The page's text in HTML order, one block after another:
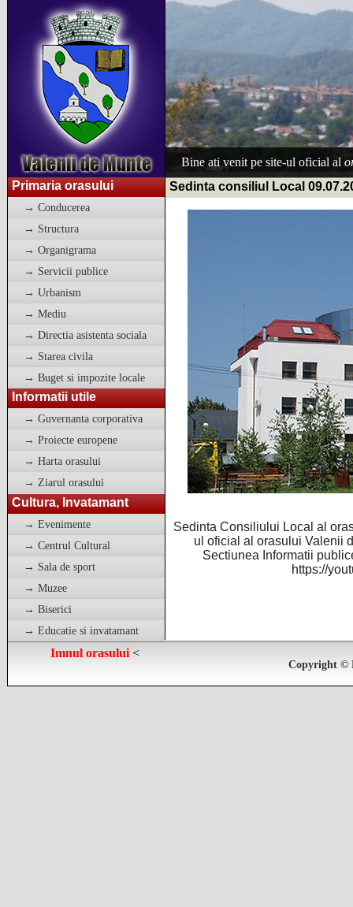
Bine ati venit pe site-ul oficial al
Primaria orasului
→ Conducerea
→ Structura
→ Organigrama
→ Servicii publice
→ Urbanism
→ Mediu
→ Directia asistenta sociala
→ Starea civila
→ Buget si impozite locale
Informatii utile
→ Guvernanta corporativa
→ Proiecte europene
→ Harta orasului
→ Ziarul orasului
Cultura, Invatamant
→ Evenimente
→ Centrul Cultural
→ Sala de sport
→ Muzee
→ Biserici
→ Educatie si invatamant
Sedinta consiliul Local
Sedinta Consiliului Local al
ul oficial al orasului Valenii
Sectiunea Informatii
https://
Imnul orasului <
Copyright ©